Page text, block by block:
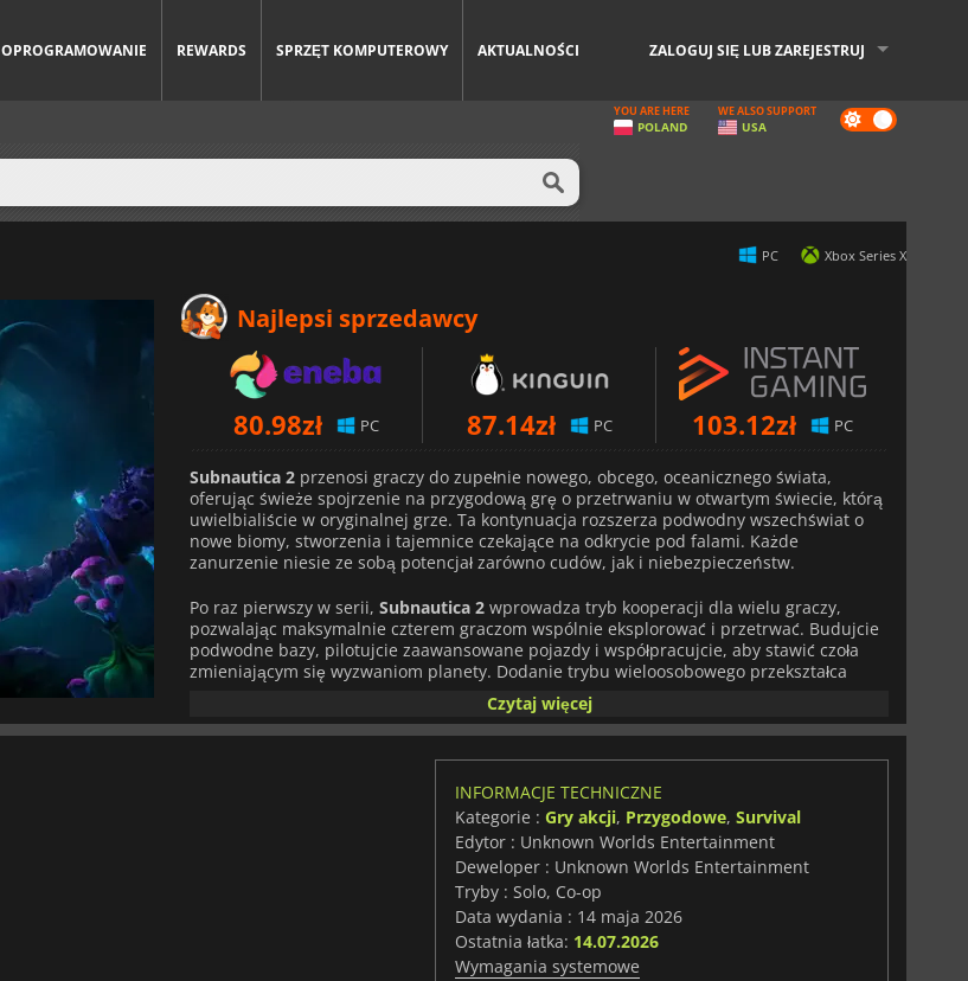
OPROGRAMOWANIE REWARDS SPRZĘT KOMPUTEROWY AKTUALNOŚCI ZALOGUJ SIĘ LUB ZAREJESTRUJ
Dark
mode
YOU ARE HERE
POLAND
WE ALSO SUPPORT
USA
PC Xbox Series X
Najlepsi sprzedawcy
80.98zł PC 87.14zł PC 103.12zł PC
Subnautica 2 przenosi graczy do zupełnie nowego, obcego, oceanicznego świata,
oferując świeże spojrzenie na przygodową grę o przetrwaniu w otwartym świecie, którą
uwielbialiście w oryginalnej grze. Ta kontynuacja rozszerza podwodny wszechświat o
nowe biomy, stworzenia i tajemnice czekające na odkrycie pod falami. Każde
zanurzenie niesie ze sobą potencjał zarówno cudów, jak i niebezpieczeństw.
Po raz pierwszy w serii, Subnautica 2 wprowadza tryb kooperacji dla wielu graczy,
pozwalając maksymalnie czterem graczom wspólnie eksplorować i przetrwać. Budujcie
podwodne bazy, pilotujcie zaawansowane pojazdy i współpracujcie, aby stawić czoła
zmieniającym się wyzwaniom planety. Dodanie trybu wieloosobowego przekształca
przetrwanie w doświadczenie oparte na współdzieleniu, w którym strategia i praca
zespołowa są kluczem do sukcesu w tym obcym ekosystemie.
Subnautica 2jest mechanizm ewolucji DNA, który pozwala graczom
otwiera zupełnie nowe sposoby interakcji ze stworzeniami i habitatami, dodając głębi i
personalizacji każdej wyprawie o przetrwanie.
Eksploracja i zarządzanie zasobami pozostają sercem gry. Gracze mogą wytwarzać
narzędzia, łodzie podwodne i podwodne bazy, nawigować po rozległych oceanach i
gromadzić zasoby, aby przetrwać. Dzięki silnikowi Unreal Engine 5, grafika jest bardziej
olśniewająca niż kiedykolwiek, zanurzając Cię w bogatym, tętniącym życiem świecie
pełnym stworzeń i niebezpieczeństw.
Czytaj więcej
INFORMACJE TECHNICZNE
Kategorie : Gry akcji, Przygodowe, Survival
Edytor : Unknown Worlds Entertainment
Deweloper : Unknown Worlds Entertainment
Tryby : Solo, Co-op
Data wydania : 14 maja 2026
Ostatnia łatka: 14.07.2026
Wymagania systemowe